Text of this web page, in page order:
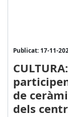
Publicat: 17-11-
de
dels